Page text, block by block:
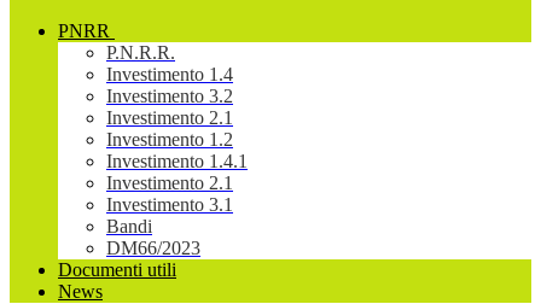
PNRR
P.N.R.R.
Investimento 1.4
Investimento 3.2
Investimento 2.1
Investimento 1.2
Investimento 1.4.1
Investimento 2.1
Investimento 3.1
Bandi
DM66/2023
Documenti utili
News